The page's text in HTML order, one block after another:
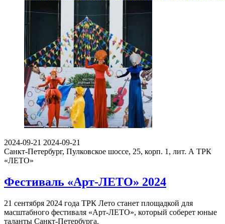
2024-09-21 2024-09-21
Санкт-Петербург, Пулковское шоссе, 25, корп. 1, лит. А ТРК
«ЛЕТО»
Фестиваль «Арт-ЛЕТО» 2024
21 сентября 2024 года ТРК Лето станет площадкой для
масштабного фестиваля «Арт-ЛЕТО», который соберет юные
таланты Санкт-Петербурга.